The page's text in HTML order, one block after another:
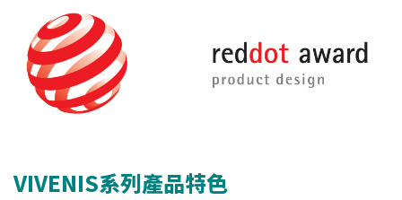
VIVENIS系列產品特色